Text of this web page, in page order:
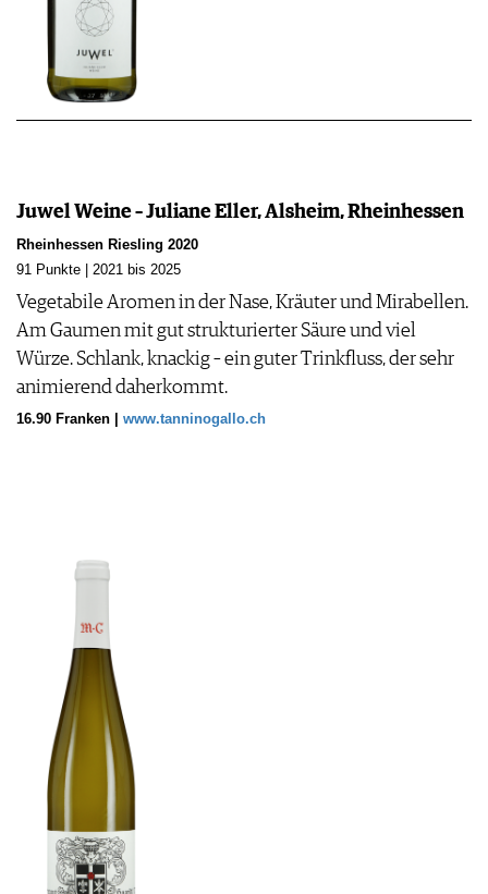
Juwel Weine – Juliane Eller, Alsheim, Rheinhessen
Rheinhessen Riesling 2020
91 Punkte | 2021 bis 2025
Vegetabile Aromen in der Nase, Kräuter und Mirabellen.
Am Gaumen mit gut strukturierter Säure und viel
Würze. Schlank, knackig – ein guter Trinkfluss, der sehr
animierend daherkommt.
16.90 Franken | www.tanninogallo.ch